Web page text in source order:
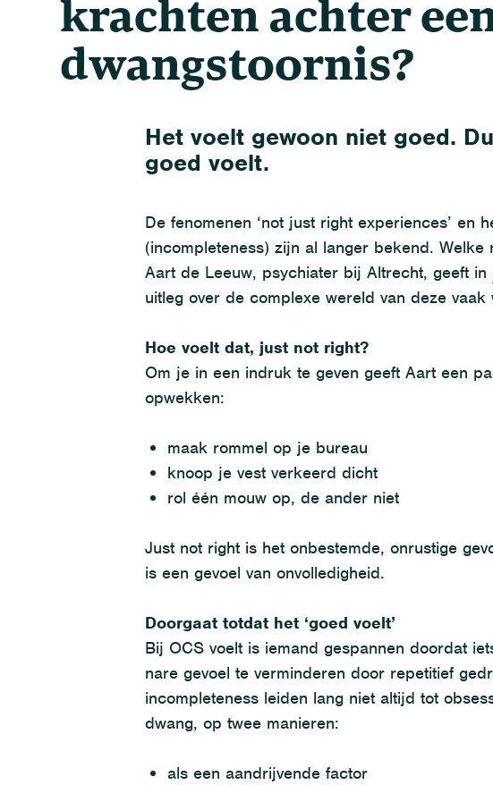
krachten achter
dwangstoornis?
Het voelt gewoon niet goed.
goed voelt.
De fenomenen ‘not just rightexperiences’en
(incompleteness) zijn al langer bekend.Welke
Aart de Leeuw, psychiater bijAltrecht, geeft in
uitleg overde complexe wereld vandeze vaak
Hoe voelt dat, just not right?
Om je ineen indruk te gevengeeft Aart een
opwekken:
maak rommel op je bureau
knoop je vest verkeerd dicht
rol één mouw op, de ander niet
Just not right is het onbestemde, onrustige
is een gevoel van onvolledigheid.
Doorgaat totdat het ‘goed voelt’
Bij OCS voelt is iemand gespannen doordat
nare gevoel te verminderen door repetitief
incompleteness leiden lang niet altijd tot
dwang, op twee manieren:
als eenaandrijvende factor